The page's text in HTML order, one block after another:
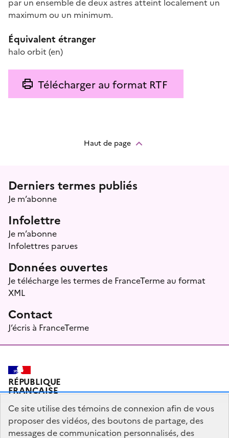
maximum ou un minimum.
Équivalent étranger
halo orbit (en)
Télécharger au format RTF
Haut de page
Menu prefooter
Derniers termes publiés
Je m’abonne
Infolettre
Je m’abonne
Infolettres parues
Données ouvertes
Je télécharge les termes de FranceTerme au format
XML
Contact
J’écris à FranceTerme
RÉPUBLIQUE
FRANÇAISE
Plan du site Mentions légales Qui sommes-nous ?
Ce site utilise des témoins de connexion afin de vous
proposer des vidéos, des boutons de partage, des
messages de communication personnalisés, des